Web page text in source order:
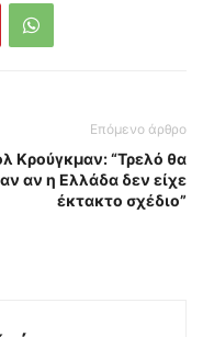
Επόμενο άρθρο
Κρούγκμαν: “Τρελό θα
αν η Ελλάδα δεν είχε
έκτακτο σχέδιο”